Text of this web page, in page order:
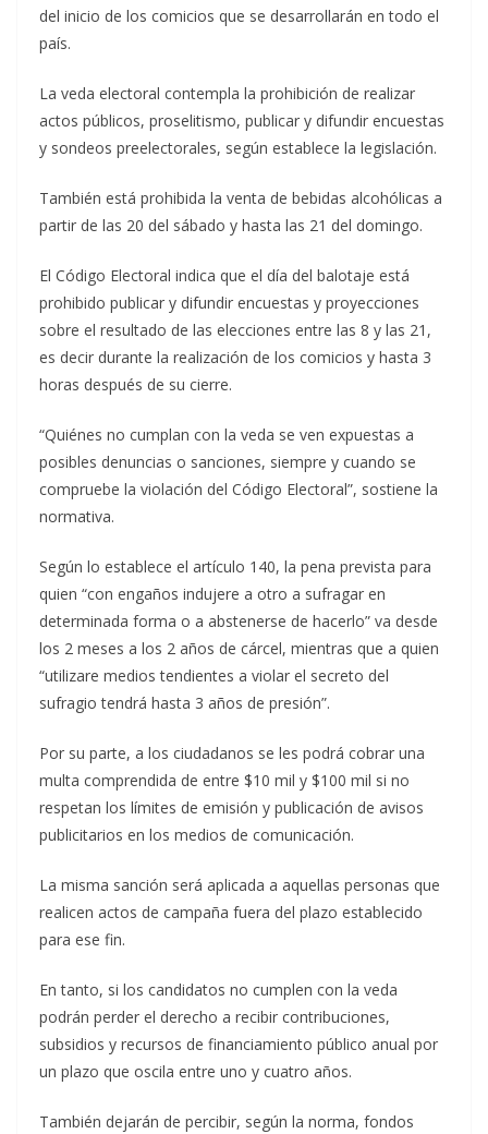
del inicio de los comicios que se desarrollarán en todo el
país.
La veda electoral contempla la prohibición de realizar
actos públicos, proselitismo, publicar y difundir encuestas
y sondeos preelectorales, según establece la legislación.
También está prohibida la venta de bebidas alcohólicas a
partir de las 20 del sábado y hasta las 21 del domingo.
El Código Electoral indica que el día del balotaje está
prohibido publicar y difundir encuestas y proyecciones
sobre el resultado de las elecciones entre las 8 y las 21,
es decir durante la realización de los comicios y hasta 3
horas después de su cierre.
“Quiénes no cumplan con la veda se ven expuestas a
posibles denuncias o sanciones, siempre y cuando se
compruebe la violación del Código Electoral”, sostiene la
normativa.
Según lo establece el artículo 140, la pena prevista para
quien “con engaños indujere a otro a sufragar en
determinada forma o a abstenerse de hacerlo” va desde
los 2 meses a los 2 años de cárcel, mientras que a quien
“utilizare medios tendientes a violar el secreto del
sufragio tendrá hasta 3 años de presión”.
Por su parte, a los ciudadanos se les podrá cobrar una
multa comprendida de entre $10 mil y $100 mil si no
respetan los límites de emisión y publicación de avisos
publicitarios en los medios de comunicación.
La misma sanción será aplicada a aquellas personas que
realicen actos de campaña fuera del plazo establecido
para ese fin.
En tanto, si los candidatos no cumplen con la veda
podrán perder el derecho a recibir contribuciones,
subsidios y recursos de financiamiento público anual por
un plazo que oscila entre uno y cuatro años.
También dejarán de percibir, según la norma, fondos